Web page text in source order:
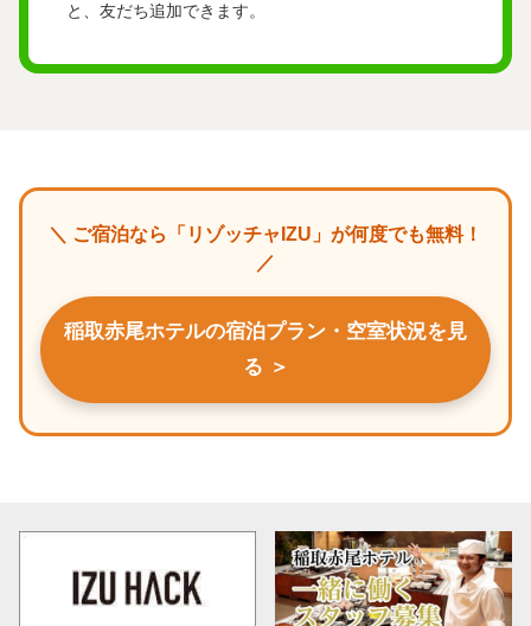
と、友だち追加できます。
＼ ご宿泊なら「リゾッチャIZU」が何度でも無料！
／
稲取赤尾ホテルの宿泊プラン・空室状況を見
る ＞